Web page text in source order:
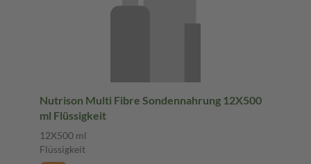
Nutrison Multi Fibre Sondennahrung 12X500
ml Flüssigkeit
12X500 ml
Flüssigkeit